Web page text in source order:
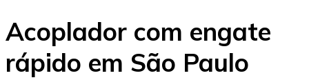
Acoplador com engate
rápido em São Paulo